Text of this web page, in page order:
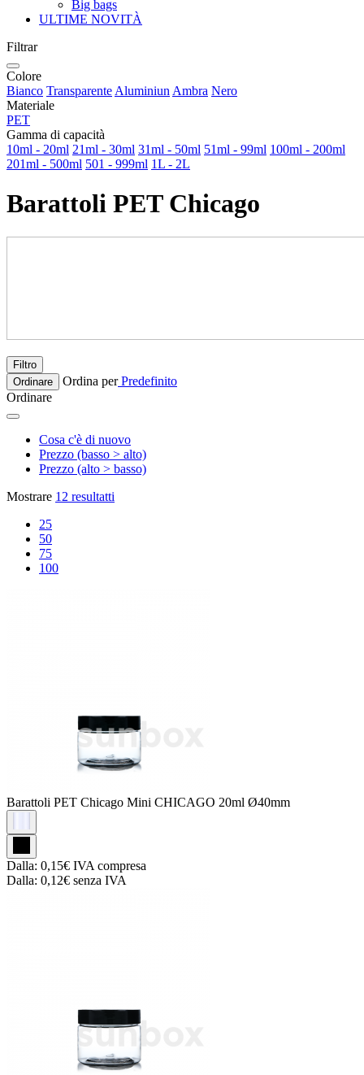
Big bags
ULTIME NOVITÀ
Filtrar
Colore
Bianco Transparente Aluminiun Ambra Nero
Materiale
PET
Gamma di capacità
10ml - 20ml 21ml - 30ml 31ml - 50ml 51ml - 99ml 100ml - 200ml
201ml - 500ml 501 - 999ml 1L - 2L
Barattoli PET Chicago
Filtro
Ordinare
Ordina perPredefinito
Ordinare
Cosa c'è di nuovo
Prezzo (basso > alto)
Prezzo (alto > basso)
Mostrare 12 resultatti
25
50
75
100
Barattoli PET Chicago Mini CHICAGO 20ml Ø40mm
Dalla: 0,15€ IVA compresa
Dalla: 0,12€ senza IVA